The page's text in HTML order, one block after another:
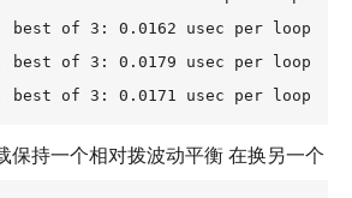
best of 3: 0.0162 usec per loop
best of 3: 0.0179 usec per loop
of 3: 0.0171 usec per loop  #第二跑
保持一个相对拨波动平衡 在换另一个